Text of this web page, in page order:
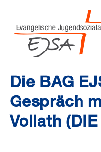
zum
Die BAG
Gespräch
Vollath